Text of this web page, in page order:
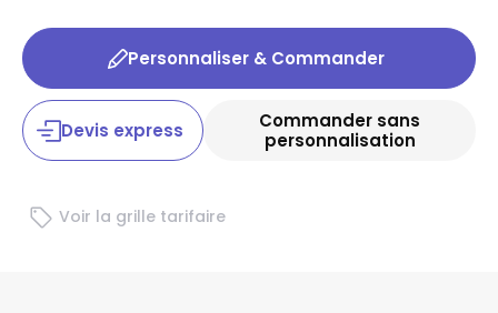
Personnaliser & Commander
Devis express
Commander sans
personnalisation
Voir la grille tarifaire